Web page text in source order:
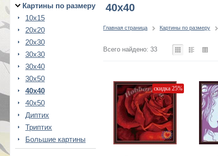
Картины по размеру
10x15
20x20
20x30
30x30
30x40
30x50
40x40
40x50
Диптих
Триптих
Большие картины
40x40
Главная страница Картины по размеру
Всего найдено: 33
скидка 25%